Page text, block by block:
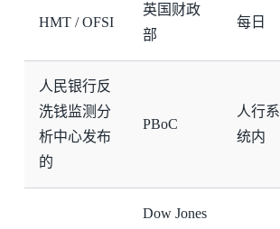
HMT / OFSI
英国财政
部
每日
人民银行反
洗钱监测分
析中心发布
的
PBoC
人行系
统内
Dow Jones